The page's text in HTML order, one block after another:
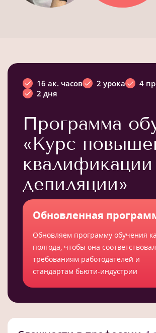
16 ак. часов 2 урока
4
2 дня
Программа
«Курс
депиляции»
Обновленная
Обновляем программу обучения
полгода, чтобы она
требованиям работодателей и
стандартам бьюти-индустрии